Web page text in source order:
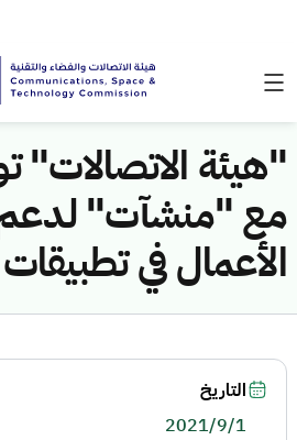
"هيئة الاتصالات"
مع "منشآت" لدعم
الأعمال في
التاريخ
2021/9/1